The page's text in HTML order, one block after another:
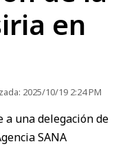
en
2025/10/19 2:24 PM